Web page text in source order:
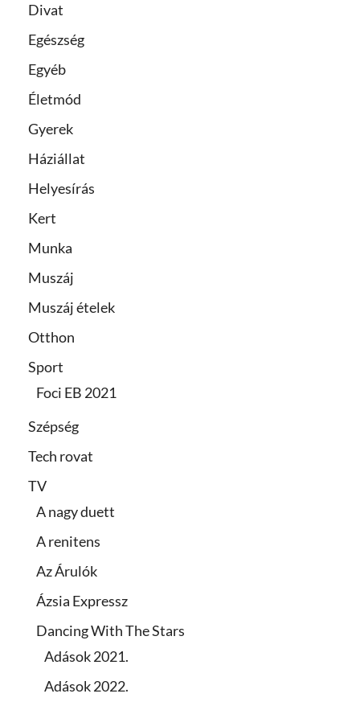
Divat
Egészség
Egyéb
Életmód
Gyerek
Háziállat
Helyesírás
Kert
Munka
Muszáj
Muszáj ételek
Otthon
Sport
Foci EB 2021
Szépség
Tech rovat
TV
A nagy duett
A renitens
Az Árulók
Ázsia Expressz
Dancing With The Stars
Adások 2021.
Adások 2022.